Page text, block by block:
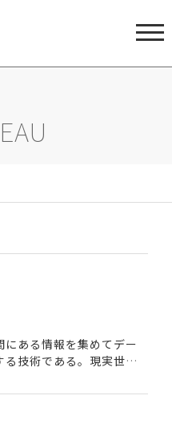
ある情報を集めてデー
技術である。現実世界
を用いている。...